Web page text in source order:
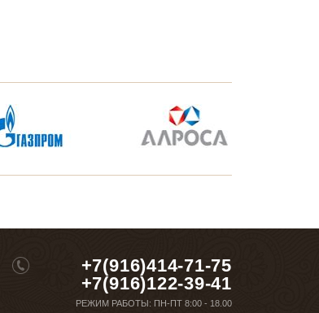
+7(916)414-71-75
+7(916)122-39-41
РЕЖИМ РАБОТЫ: ПН-ПТ 8:00 - 18.00